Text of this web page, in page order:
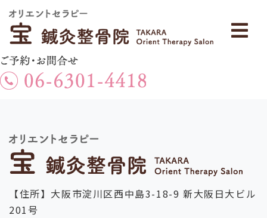
【住所】大阪市淀川区西中島3-18-9 新大阪日大ビル
201号